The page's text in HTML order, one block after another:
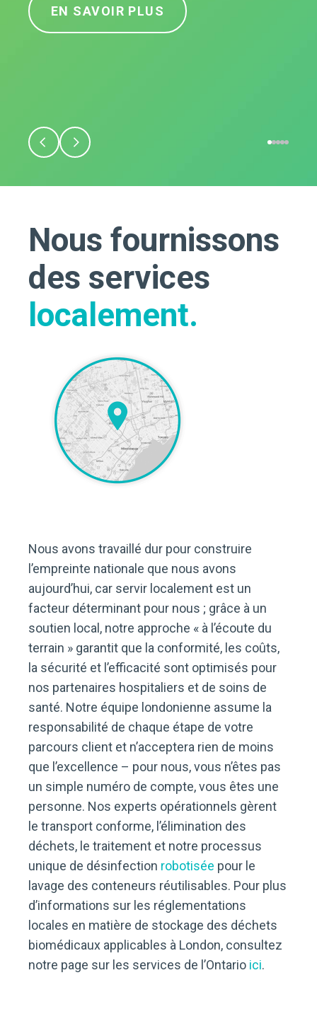
EN SAVOIR PLUS
Nous fournissons
des services
localement.
Nous avons travaillé dur pour construire
l’empreinte nationale que nous avons
aujourd’hui, car servir localement est un
facteur déterminant pour nous ; grâce à un
soutien local, notre approche « à l’écoute du
terrain » garantit que la conformité, les coûts,
la sécurité et l’efficacité sont optimisés pour
nos partenaires hospitaliers et de soins de
santé. Notre équipe londonienne assume la
responsabilité de chaque étape de votre
parcours client et n’acceptera rien de moins
que l’excellence – pour nous, vous n’êtes pas
un simple numéro de compte, vous êtes une
personne. Nos experts opérationnels gèrent
le transport conforme, l’élimination des
déchets, le traitement et notre processus
unique de désinfection robotisée pour le
lavage des conteneurs réutilisables. Pour plus
d’informations sur les réglementations
locales en matière de stockage des déchets
biomédicaux applicables à London, consultez
notre page sur les services de l’Ontario ici.